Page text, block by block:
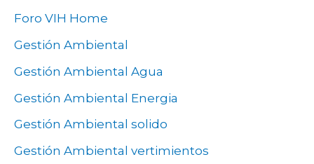
Foro VIH Home
Gestión Ambiental
Gestión Ambiental Agua
Gestión Ambiental Energia
Gestión Ambiental solido
Gestión Ambiental vertimientos